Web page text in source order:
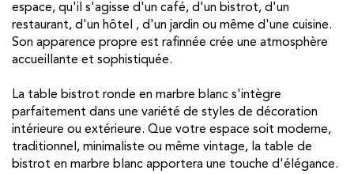
espace, qu'il s'agisse d'un café, d'un bistrot, d'un
restaurant, d'un hôtel , d'un jardin ou même d'une cuisine.
Son apparence propre est rafinnée crée une atmosphère
accueillante et sophistiquée.
La table bistrot ronde en marbre blanc s'intègre
parfaitement dans une variété de styles de décoration
intérieure ou extérieure. Que votre espace soit moderne,
traditionnel, minimaliste ou même vintage, la table de
bistrot en marbre blanc apportera une touche d'élégance.